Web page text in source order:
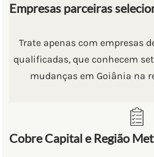
Empresas parceiras
Trate apenas com empresas
qualificadas, que conhecem
mudanças em Goiânia na
Cobre Capital e Região